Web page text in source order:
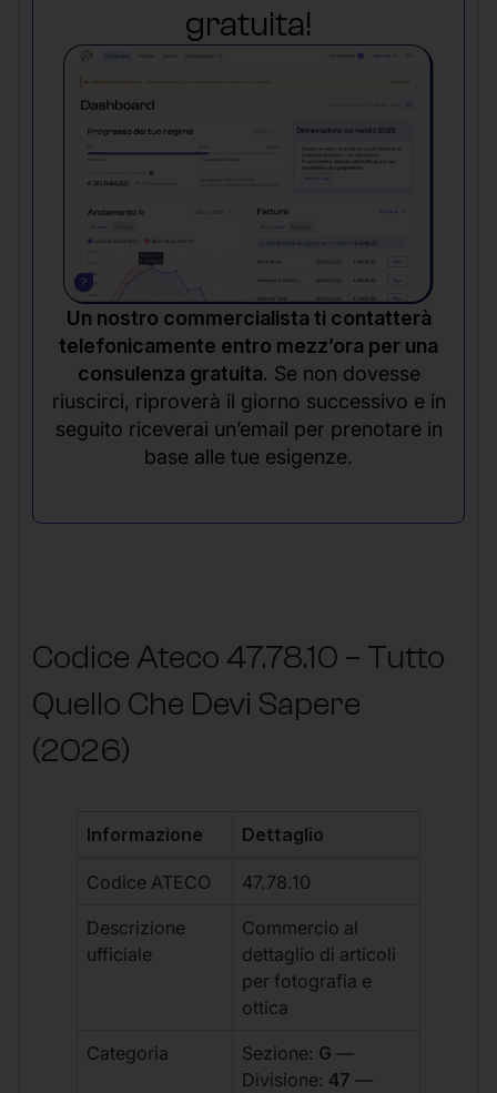
gratuita!
Un nostro commercialista ti contatterà
telefonicamente entro mezz’ora per una
consulenza gratuita. Se non dovesse
riuscirci, riproverà il giorno successivo e in
seguito riceverai un’email per prenotare in
base alle tue esigenze.
Codice Ateco 47.78.10 – Tutto
Quello Che Devi Sapere
(2026)
Informazione Dettaglio
Codice ATECO 47.78.10
Descrizione
ufficiale
Commercio al
dettaglio di articoli
per fotografia e
ottica
Categoria Sezione: G —
Divisione: 47 —